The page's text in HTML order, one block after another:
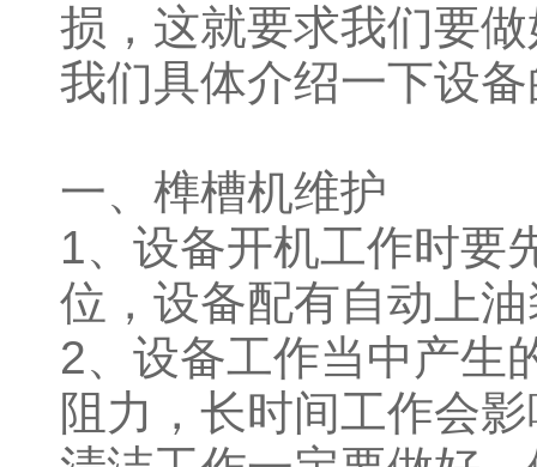
损，这就要求我们要
我们具体介绍一下设
一、榫槽机维护
1、设备开机工作时要
位，设备配有自动上
2、设备工作当中产生
阻力，长时间工作会